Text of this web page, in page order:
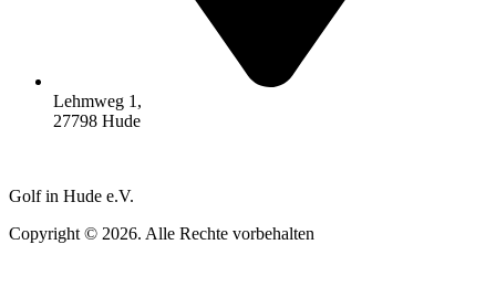
Lehmweg 1,
27798 Hude
Golf in Hude e.V.
Copyright © 2026. Alle Rechte vorbehalten